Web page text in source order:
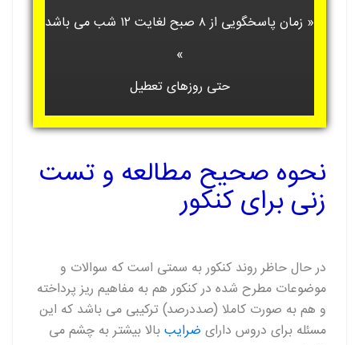
« زمان پاسخگویی از ۸ صبح لغایت ۱۲ شب می باشد
»
حتی روزهای تعطیل
نحوه صحیح مطالعه و تست
زنی برای کنکور
در حال حاظر روند کنکور به سمتی است که سوالات و
موضوعات مطرح شده در کنکور هم به مفاهیم ریز پرداخته
و هم به صورت کاملا (صددرصد) ترکیبی می باشد که این
مسئله برای دروس دارای ضرایببالا بیشتر به چشم می